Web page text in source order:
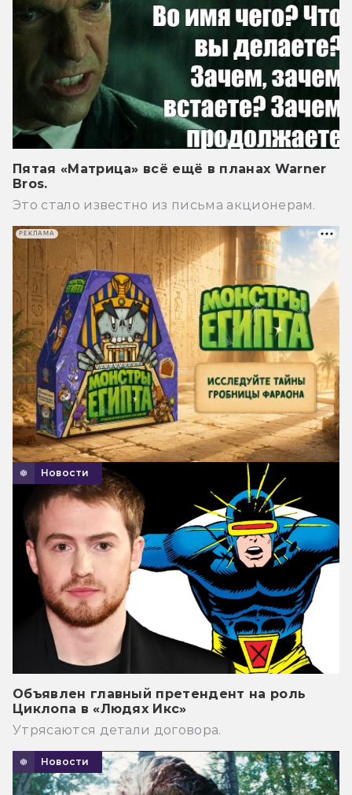
Пятая «Матрица» всё ещё в планах Warner
Bros.
Это стало известно из письма акционерам.
Новости
Объявлен главный претендент на роль
Циклопа в «Людях Икс»
Утрясаются детали договора.
Новости
РЕКЛАМА